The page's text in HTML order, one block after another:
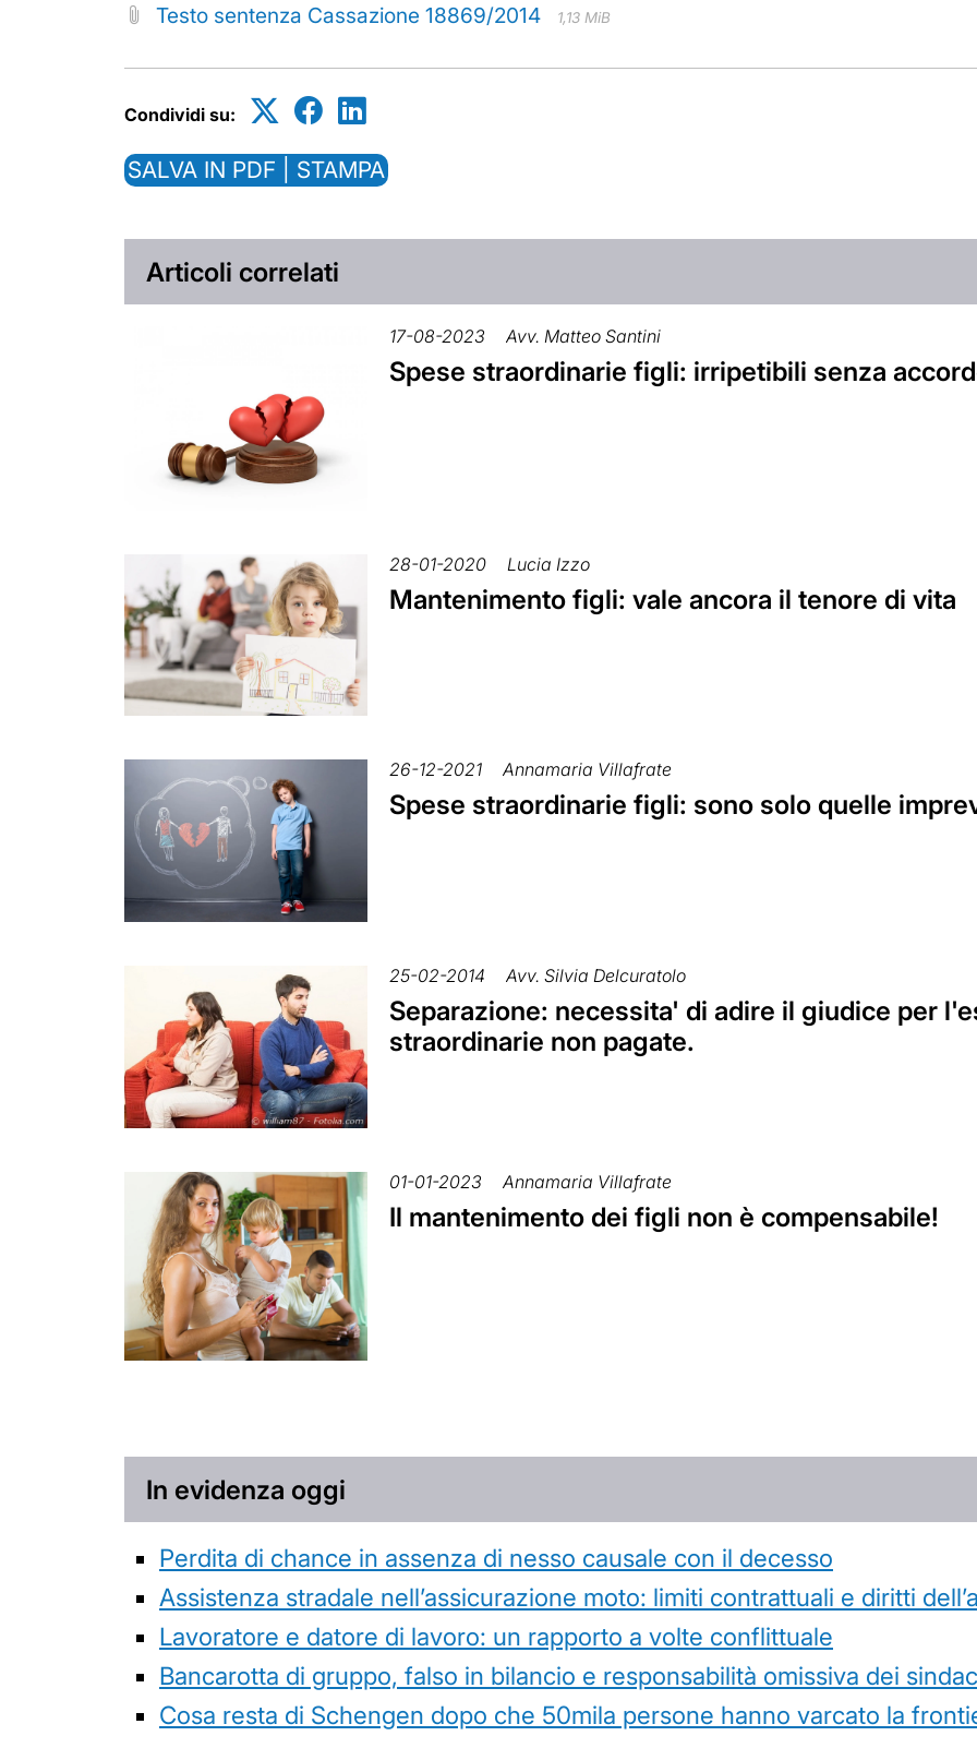
Testo sentenza Cassazione 18869/2014 1,13 MiB
Condividi su:
SALVA IN PDF | STAMPA
Articoli correlati
17-08-2023 Avv. Matteo Santini
Spese straordinarie figli: irripetibili senza
28-01-2020 Lucia Izzo
Mantenimento figli: vale ancora il tenore di vita
26-12-2021 Annamaria Villafrate
Spese straordinarie figli: sono solo quelle
25-02-2014 Avv. Silvia Delcuratolo
Separazione: necessita' di adire il giudice per
straordinarie non pagate.
01-01-2023 Annamaria Villafrate
Il mantenimento dei figli non è compensabile!
In evidenza oggi
Perdita di chance in assenza di nesso causale con il decesso
Assistenza stradale nell’assicurazione moto: limiti contrattuali e diritti
Lavoratore e datore di lavoro: un rapporto a volte conflittuale
Bancarotta di gruppo, falso in bilancio e responsabilità omissiva dei
Cosa resta di Schengen dopo che 50mila persone hanno varcato la